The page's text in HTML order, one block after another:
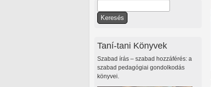
Keresés űrlap
Taní-tani Könyvek
Szabad írás – szabad hozzáférés: a
szabad pedagógiai gondolkodás
könyvei.